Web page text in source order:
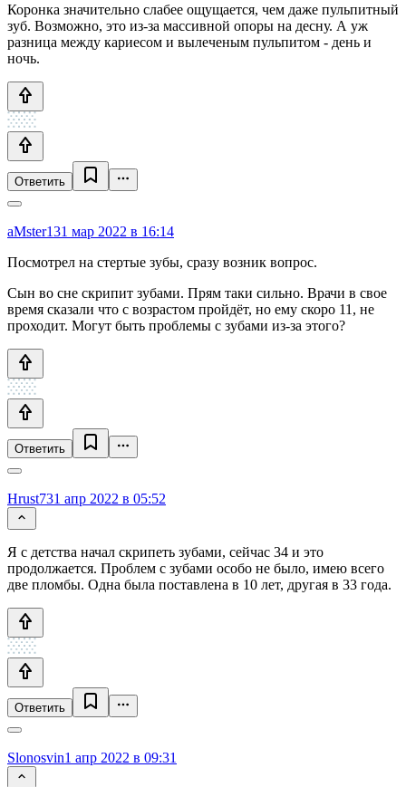
Коронка значительно слабее ощущается, чем даже пульпитный
зуб. Возможно, это из-за массивной опоры на десну. А уж
разница между кариесом и вылеченым пульпитом - день и
ночь.
Ответить
aMster131 мар 2022 в 16:14
Посмотрел на стертые зубы, сразу возник вопрос.
Сын во сне скрипит зубами. Прям таки сильно. Врачи в свое
время сказали что с возрастом пройдёт, но ему скоро 11, не
проходит. Могут быть проблемы с зубами из-за этого?
Ответить
Hrust731 апр 2022 в 05:52
Я с детства начал скрипеть зубами, сейчас 34 и это
продолжается. Проблем с зубами особо не было, имею всего
две пломбы. Одна была поставлена в 10 лет, другая в 33 года.
Ответить
Slonosvin1 апр 2022 в 09:31